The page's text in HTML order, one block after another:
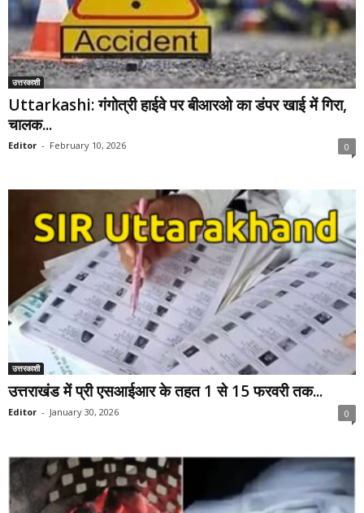
उत्तरकाशी
Uttarkashi: गंगोत्री हाईवे पर बीआरओ का डंपर खाई में गिरा,
चालक...
Editor - February 10, 2026 0
उत्तरकाशी
उत्तराखंड में प्री एसआईआर के तहत 1 से 15 फरवरी तक...
Editor - January 30, 2026 0